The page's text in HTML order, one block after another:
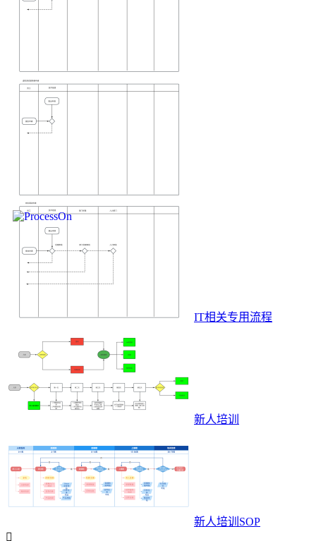
IT相关专用流程
新人培训
新人培训SOP
